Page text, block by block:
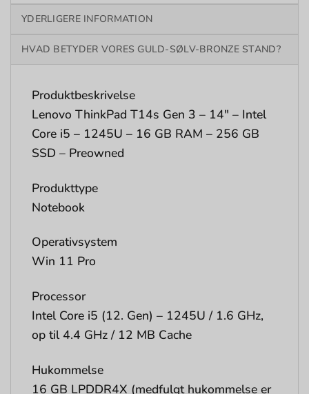
YDERLIGERE INFORMATION
HVAD BETYDER VORES GULD-SØLV-BRONZE STAND?
Produktbeskrivelse
Lenovo ThinkPad T14s Gen 3 – 14″ – Intel
Core i5 – 1245U – 16 GB RAM – 256 GB
SSD – Preowned
Produkttype
Notebook
Operativsystem
Win 11 Pro
Processor
Intel Core i5 (12. Gen) – 1245U / 1.6 GHz,
op til 4.4 GHz / 12 MB Cache
Hukommelse
16 GB LPDDR4X (medfulgt hukommelse er